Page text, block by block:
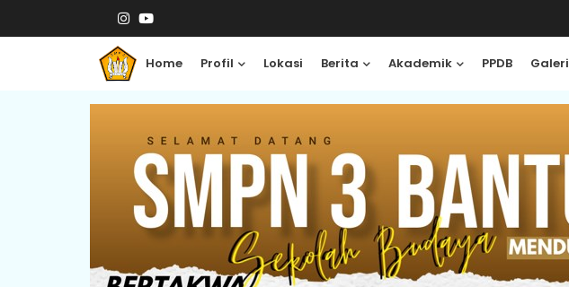
Home Profil Lokasi Berita Akademik PPDB Galeri